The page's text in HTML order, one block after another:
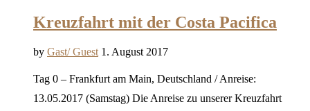
Kreuzfahrt mit der Costa Pacifica
by Gast/ Guest 1. August 2017
Tag 0 – Frankfurt am Main, Deutschland / Anreise:
13.05.2017 (Samstag) Die Anreise zu unserer Kreuzfahrt